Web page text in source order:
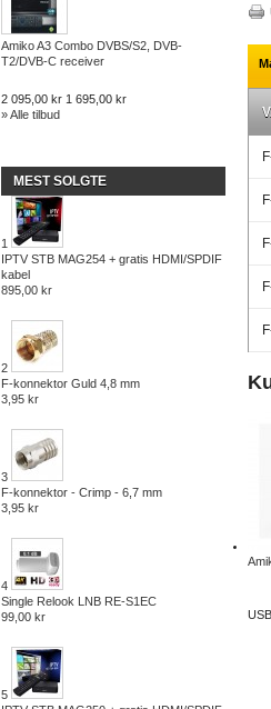
Amiko A3 Combo DVBS/S2, DVB-
T2/DVB-C receiver
2 095,00 kr 1 695,00 kr
» Alle tilbud
MEST SOLGTE
1
IPTV STB MAG254 + gratis HDMI/SPDIF
kabel
895,00 kr
2
F-konnektor Guld 4,8 mm
3,95 kr
3
F-konnektor - Crimp - 6,7 mm
3,95 kr
4
Single Relook LNB RE-S1EC
99,00 kr
5